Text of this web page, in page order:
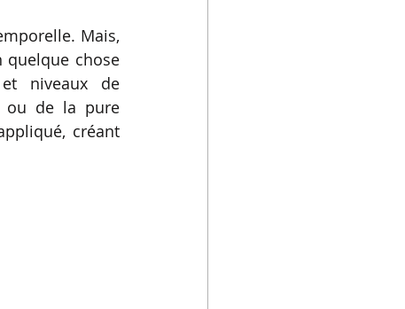
Mais,
quelque chose
niveaux de
ou de la pure
créant